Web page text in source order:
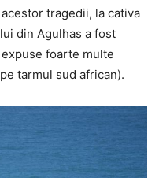
tragedii, la cativa
din Agulhas a fost
foarte multe
tarmul sud african).